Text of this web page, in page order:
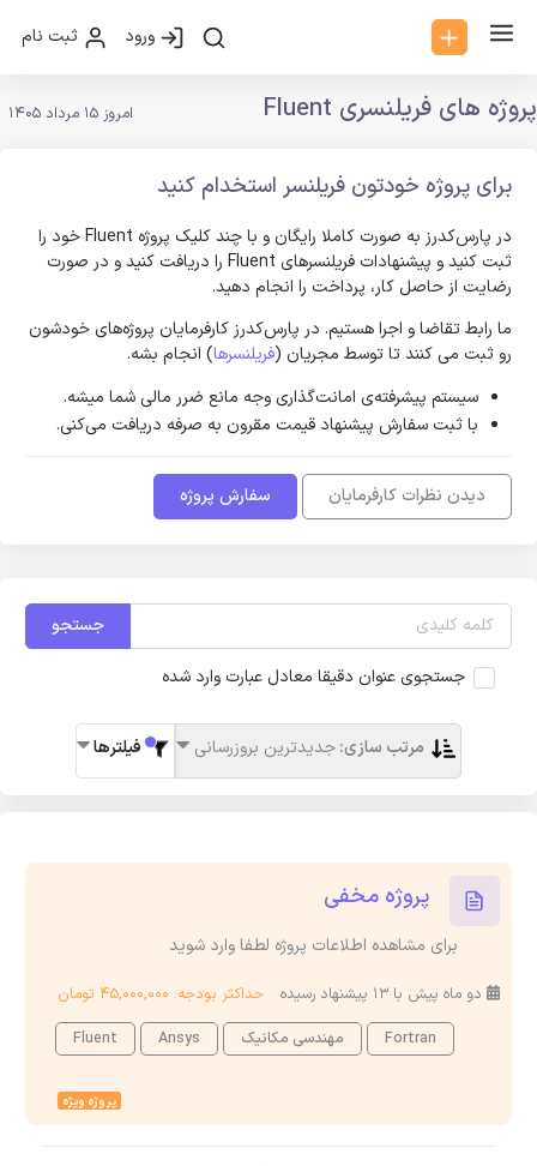
ورود ثبت نام
پروژه های فریلنسری Fluent امروز 15 مرداد 1405
برای پروژه خودتون فریلنسر استخدام کنید
در پارس‌کدرز به صورت کاملا رایگان و با چند کلیک پروژه Fluent خود را
ثبت کنید و پیشنهادات فریلنسر‌های Fluent را دریافت کنید و در صورت
رضایت از حاصل کار، پرداخت را انجام دهید.
ما رابط تقاضا و اجرا هستیم. در پارس‌کدرز کارفرمایان پروژه‌های خودشون
رو ثبت می کنند تا توسط مجریان (فریلنسرها) انجام بشه.
سیستم پیشرفته‌ی امانت‌گذاری وجه مانع ضرر مالی شما میشه.
با ثبت سفارش پیشنهاد قیمت مقرون به صرفه دریافت می‌کنی.
دیدن نظرات کارفرمایان سفارش پروژه
جستجو
جستجوی عنوان دقیقا معادل عبارت وارد شده
مرتب سازی:جدیدترین بروزرسانی فیلترها
پروژه مخفی
برای مشاهده اطلاعات پروژه لطفا وارد شوید
دو ماه پیش با 13 پیشنهاد رسیده
حداکثر بودجه: 45,000,000 تومان
Fortran
مهندسی مکانیک Ansys
Fluent
پروژه ویژه